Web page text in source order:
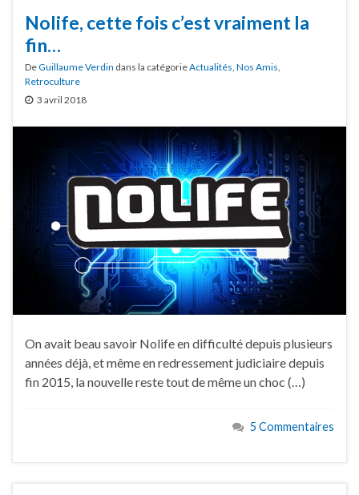
Nolife, cette fois c’est vraiment la
fin…
DeGuillaume Verdin dans la catégorieActualités, Nos Amis,
Retroculture
3 avril 2018
On avait beau savoir Nolife en difficulté depuis plusieurs
années déjà, et même en redressement judiciaire depuis
fin 2015, la nouvelle reste tout de même un choc (…)
5 Commentaires